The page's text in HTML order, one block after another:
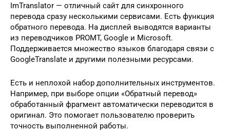
ImTranslator — отличный сайт для синхронного
перевода сразу несколькими сервисами. Есть функция
обратного перевода. На дисплей выводятся варианты
из переводчиков PROMT, Google и Microsoft.
Поддерживается множество языков благодаря связи с
GoogleTranslate и другими полезными ресурсами.
Есть и неплохой набор дополнительных инструментов.
Например, при выборе опции «Обратный перевод»
обработанный фрагмент автоматически переводится в
оригинал. Это помогает пользователю проверить
точность выполненной работы.